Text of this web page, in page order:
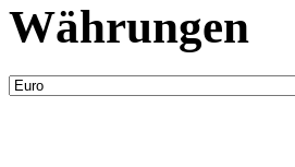
Währungen